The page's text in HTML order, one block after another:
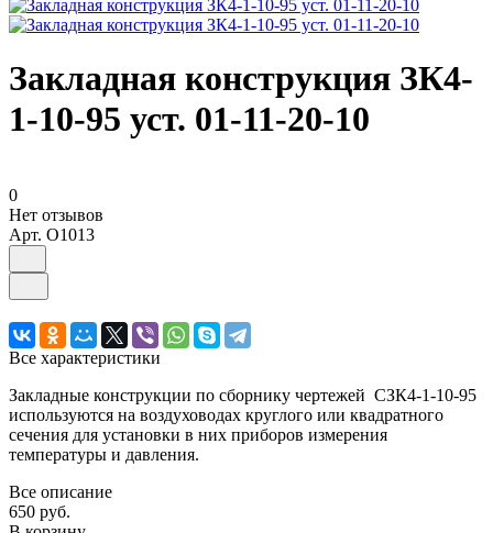
Закладная конструкция ЗК4-
1-10-95 уст. 01-11-20-10
0
Нет отзывов
Арт. O1013
Все характеристики
Закладные конструкции по сборнику чертежей СЗК4-1-10-95
используются на воздуховодах круглого или квадратного
сечения для установки в них приборов измерения
температуры и давления.
Все описание
650 руб.